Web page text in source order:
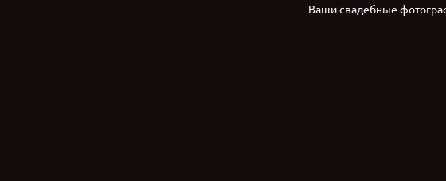
Ваши свадебные